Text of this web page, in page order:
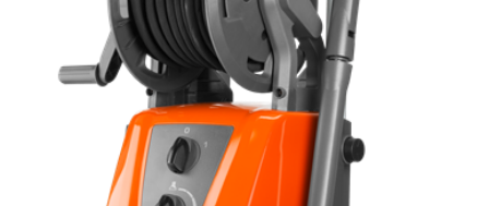
Новогодние товары
Отопление и климат
Подарочные сертификаты
Расходные материалы и оснастка
Сад-огород